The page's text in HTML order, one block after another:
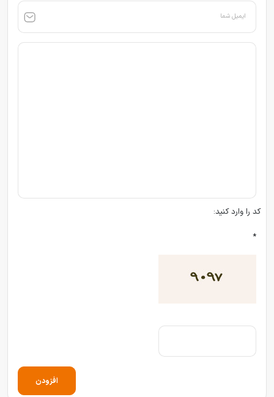
ایمیل شما
کد را وارد کنید:
*
افزودن